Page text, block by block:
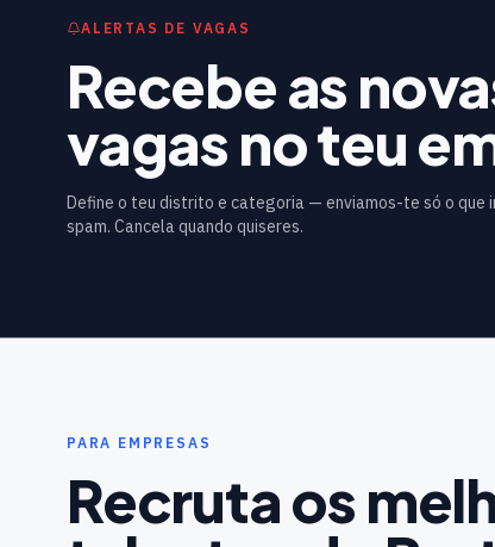
ALERTAS DE VAGAS
Recebe as
vagas no teu
Define o teu distrito e categoria — enviamos-te só o que
spam. Cancela quando quiseres.
PARA EMPRESAS
Recruta os